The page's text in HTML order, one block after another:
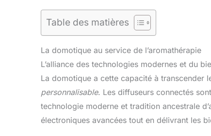
Table des matières
La domotique au service de l’aromathérapie
L’alliance des technologies modernes et du
La domotique a cette capacité à transcender
personnalisable. Les diffuseurs connectés
technologie moderne et tradition ancestrale
électroniques avancées tout en délivrant les